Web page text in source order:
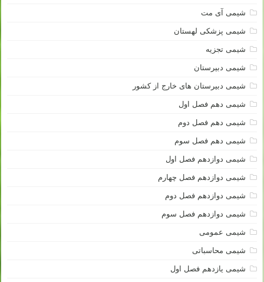
شیمی آی مت
شیمی پزشکی لهستان
شیمی تجزیه
شیمی دبیرستان
شیمی دبیرستان های خارج از کشور
شیمی دهم فصل اول
شیمی دهم فصل دوم
شیمی دهم فصل سوم
شیمی دوازدهم فصل اول
شیمی دوازدهم فصل چهارم
شیمی دوازدهم فصل دوم
شیمی دوازدهم فصل سوم
شیمی عمومی
شیمی محاسباتی
شیمی یازدهم فصل اول